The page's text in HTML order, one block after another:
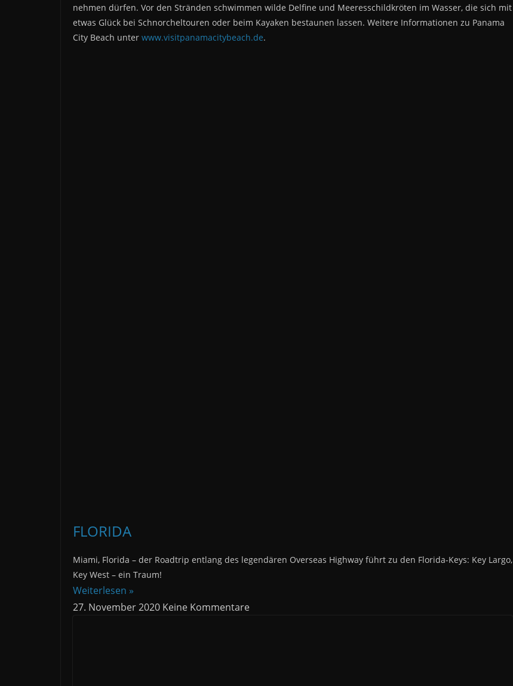
nehmen dürfen. Vor den Stränden schwimmen wilde Delfine und Meeresschildkröten im Wasser, die sich mit
etwas Glück bei Schnorcheltouren oder beim Kayaken bestaunen lassen. Weitere Informationen zu Panama
City Beach unter www.visitpanamacitybeach.de.
FLORIDA
Miami, Florida – der Roadtrip entlang des legendären Overseas Highway führt zu den Florida-Keys: Key Largo,
Key West – ein Traum!
Weiterlesen »
27. November 2020 Keine Kommentare